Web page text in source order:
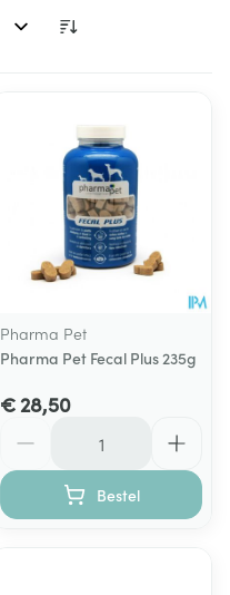
Pharma Pet
Pharma Pet Fecal Plus 235g
€ 28,50
Bestel